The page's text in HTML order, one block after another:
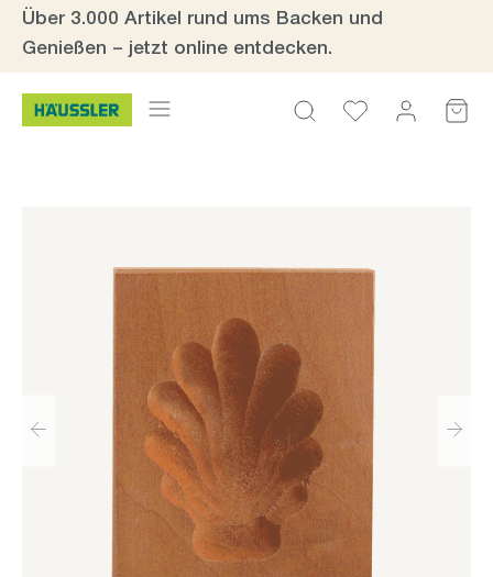
Zum Hauptinhalt springen
Über 3.000 Artikel rund ums Backen und
Genießen – jetzt online entdecken.